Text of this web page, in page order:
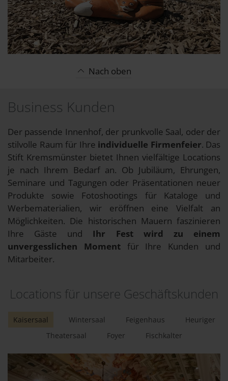
Nach oben
Business Kunden
Der passende Innenhof, der prunkvolle Saal, oder der
stilvolle Raum für Ihre individuelle Firmenfeier. Das
Stift Kremsmünster bietet Ihnen vielfältige Locations
je nach Ihrem Bedarf an. Ob Jubiläum, Ehrungen,
Seminare und Tagungen oder Präsentationen neuer
Produkte sowie Fotoshootings für Kataloge und
Werbematerialien, wir eröffnen eine Vielfalt an
Möglichkeiten. Die historischen Mauern faszinieren
Ihre Gäste und Ihr Fest wird zu einem
unvergesslichen Momentfür Ihre Kunden und
Mitarbeiter.
Locations für unsere Geschäftskunden
Kaisersaal Wintersaal Feigenhaus
Heuriger
Theatersaal
Foyer Fischkalter